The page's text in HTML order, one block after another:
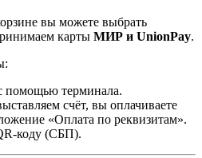
вы можете выбрать
карты МИР и UnionPay.
помощью терминала.
счёт, вы оплачиваете
«Оплата по реквизитам».
коду (СБП).